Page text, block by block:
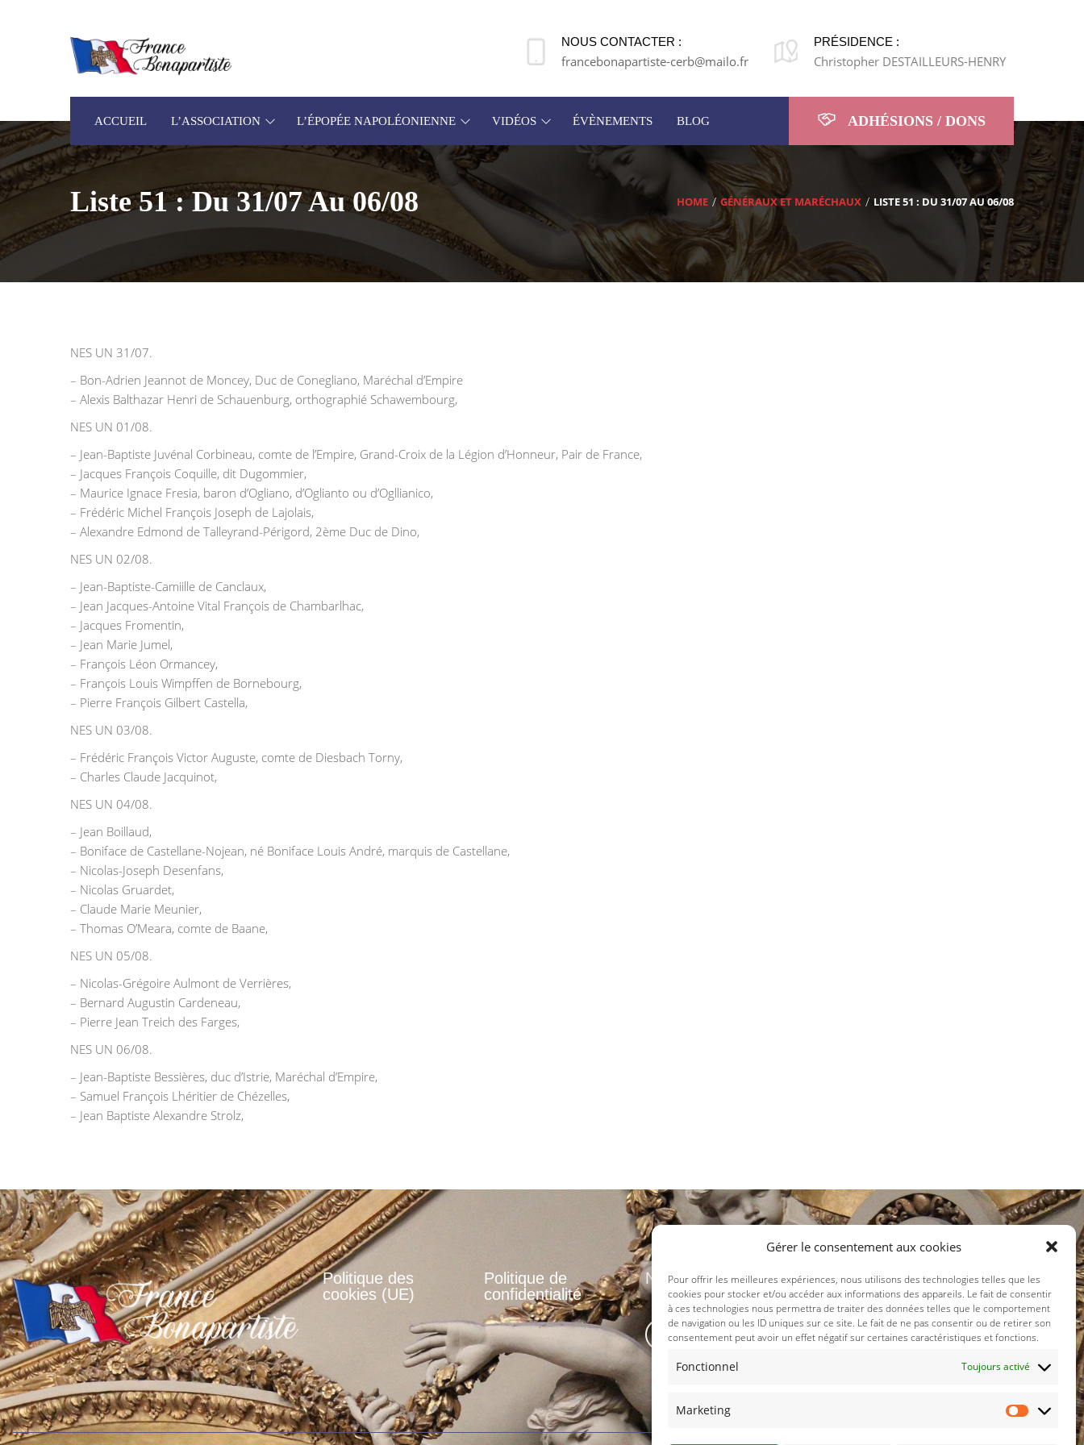
Gérer le consentement aux cookies
Pour offrir les meilleures expériences, nous utilisons des technologies telles que les
cookies pour stocker et/ou accéder aux informations des appareils. Le fait de consentir
à ces technologies nous permettra de traiter des données telles que le comportement
de navigation ou les ID uniques sur ce site. Le fait de ne pas consentir ou de retirer son
consentement peut avoir un effet négatif sur certaines caractéristiques et fonctions.
Fonctionnel Toujours activé
Marketing
NOUS CONTACTER :
francebonapartiste-cerb@mailo.fr
PRÉSIDENCE :
Christopher DESTAILLEURS-HENRY
ACCUEIL L’ASSOCIATION L’ÉPOPÉE NAPOLÉONIENNE VIDÉOS ÉVÈNEMENTS BLOG ADHÉSIONS / DONS
Liste 51 : Du 31/07 Au 06/08 HOME GÉNÉRAUX ET MARÉCHAUX LISTE 51 : DU 31/07 AU 06/08
‌NES UN 31/07.
– Bon-Adrien Jeannot de Moncey, Duc de Conegliano, Maréchal d’Empire
– Alexis Balthazar Henri de Schauenburg, orthographié Schawembourg,
NES UN 01/08.
– Jean-Baptiste Juvénal Corbineau, comte de l’Empire, Grand-Croix de la Légion d’Honneur, Pair de France,
– Jacques François Coquille, dit Dugommier,
– Maurice Ignace Fresia, baron d’Ogliano, d’Oglianto ou d’Ogllianico,
– Frédéric Michel François Joseph de Lajolais,
– Alexandre Edmond de Talleyrand-Périgord, 2ème Duc de Dino,
NES UN 02/08.
– Jean-Baptiste-Camiille de Canclaux,
– Jean Jacques-Antoine Vital François de Chambarlhac,
– Jacques Fromentin,
– Jean Marie Jumel,
– François Léon Ormancey,
– François Louis Wimpffen de Bornebourg,
– Pierre François Gilbert Castella,
NES UN 03/08.
– Frédéric François Victor Auguste, comte de Diesbach Torny,
– Charles Claude Jacquinot,
NES UN 04/08.
– Jean Boillaud,
– Boniface de Castellane-Nojean, né Boniface Louis André, marquis de Castellane,
– Nicolas-Joseph Desenfans,
– Nicolas Gruardet,
– Claude Marie Meunier,
– Thomas O’Meara, comte de Baane,
NES UN 05/08.
– Nicolas-Grégoire Aulmont de Verrières,
– Bernard Augustin Cardeneau,
– Pierre Jean Treich des Farges,
NES UN 06/08.
– Jean-Baptiste Bessières, duc d’Istrie, Maréchal d’Empire,
– Samuel François Lhéritier de Chézelles,
– Jean Baptiste Alexandre Strolz,
Politique des
cookies (UE)
Politique de
confidentialité
Nos réseaux sociaux :